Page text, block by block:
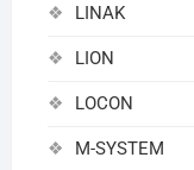
LINAK
LION
LOCON
M-SYSTEM